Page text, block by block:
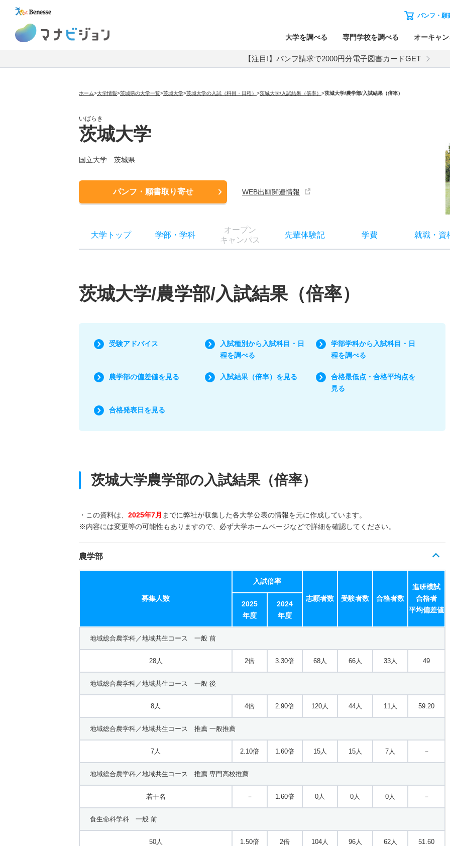
パンフ・願
大学を調べる 専門学校を調べる オーキャ
【注目!】パンフ請求で2000円分電子図書カードGET
ホーム>大学情報>茨城県の大学一覧>茨城大学>茨城大学の入試（科目・日程） >茨城大学/入試結果（倍率） >茨城大学/農学部/入試結果（倍率）
いばらき
茨城大学
国立大学 茨城県
パンフ・願書取り寄せ WEB出願関連情報
大学トップ 学部 ・ 学科
オープン
キャンパス
先輩体験記 学費 就職・ 資
茨城大学/農学部/入試結果（倍率）
受験アドバイス
入試種別から入試科目・日
程を調べる
学部学科から入試科目・日
程を調べる
農学部の偏差値を見る 入試結果（倍率）を見る
合格最低点・合格平均点を
見る
合格発表日を見る
茨城大学農学部の入試結果（倍率）
・この資料は、 2025年7月 までに弊社が収集した各大学公表の情報を元に作成しています。
※内容には変更等の可能性もありますので、必ず大学ホームページなどで詳細を確認してください。
農学部
募集人数
入試倍率
志願者数 受験者数 合格者数
進研模試
合格者
平均偏差値
2025
年度
2024
年度
地域総合農学科／地域共生コース 一般 前
28人 2倍 3.30倍 68人 66人 33人 49
地域総合農学科／地域共生コース 一般 後
8人 4倍 2.90倍 120人 44人 11人 59.20
地域総合農学科／地域共生コース 推薦 一般推薦
7人 2.10倍 1.60倍 15人 15人 7人 －
地域総合農学科／地域共生コース 推薦 専門高校推薦
若干名 － 1.60倍 0人 0人 0人 －
食生命科学科 一般 前
50人 1.50倍 2倍 104人 96人 62人 51.60